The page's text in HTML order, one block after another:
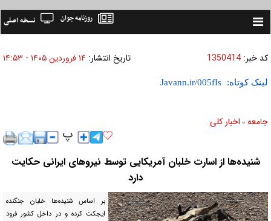
Toggle
نسخه اصلی روزنامه جوان
کد خبر: 1350414 تاریخ انتشار: ۱۴ فروردين ۱۴۰۵ - ۱۴:۵۳
لینک کوتاه:
جامعه » اخبار كلی
شنیده‌ها از اسارت خلبان آمریکایی توسط نیرو‌های ایرانی حکایت
دارد
بر اساس شنیده‌ها خلبان جنگنده
ایجکت کرده و در داخل کشور فرود